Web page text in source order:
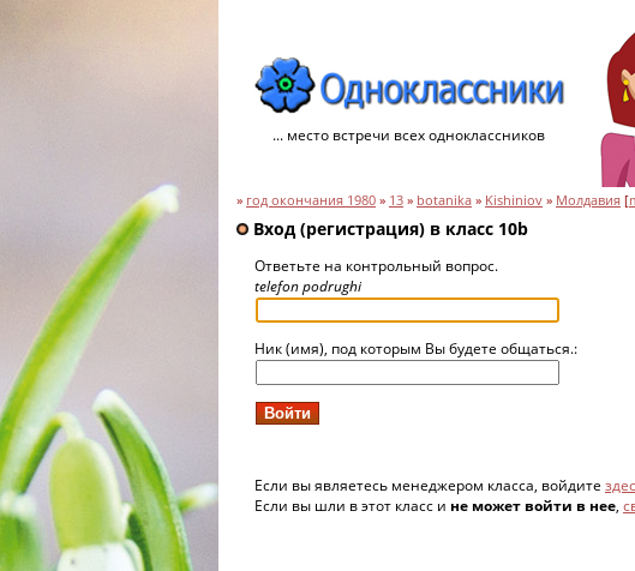
... место встречи всех одноклассников
» год окончания 1980 » 13 » botanika » Kishiniov » Молдавия [
Вход (регистрация) в класс 10b
Ответьте на контрольный вопрос.
telefon podrughi
Ник (имя), под которым Вы будете общаться.:
Если вы являетесь менеджером класса, войдите
Если вы шли в этот класс и не может войти в нее,